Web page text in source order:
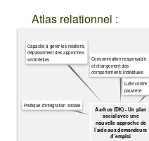
Atlas relationnel :
Aarhus (DK) - Un plan
social avec une
nouvelle approche de
l’aide aux demandeurs
d’emploi
Lutte contre
pauvreté
Consommation responsable
et changement des
comportements individuels
Capacité à gérer les relations,
dépassement des approches
sectorielles
Politique d’intégration sociale